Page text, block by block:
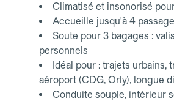
Climatisé et insonorisé
Accueille jusqu'à 4
Soute pour 3 bagages :
personnels
Idéal pour : trajets urbains,
aéroport (CDG, Orly), longue
Conduite souple, intérieur